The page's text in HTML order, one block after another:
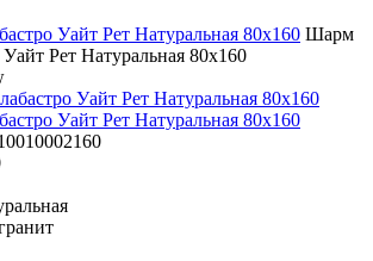
Уайт Рет Натуральная 80x160 Шарм
Рет Натуральная 80x160
Уайт Рет Натуральная 80x160